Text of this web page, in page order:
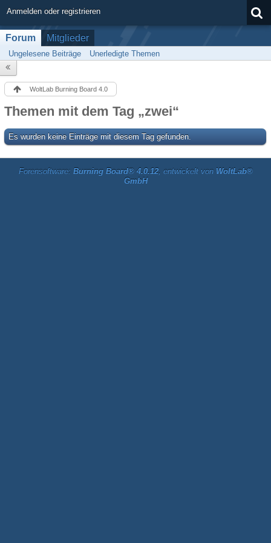
Anmelden oder registrieren
Forum Mitglieder
Ungelesene Beiträge Unerledigte Themen
WoltLab Burning Board 4.0
Themen mit dem Tag „zwei“
Es wurden keine Einträge mit diesem Tag gefunden.
Forensoftware: Burning Board® 4.0.12, entwickelt von WoltLab®
GmbH